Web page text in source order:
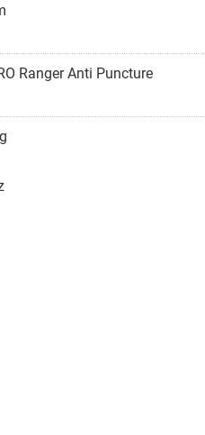
Ranger Anti Puncture